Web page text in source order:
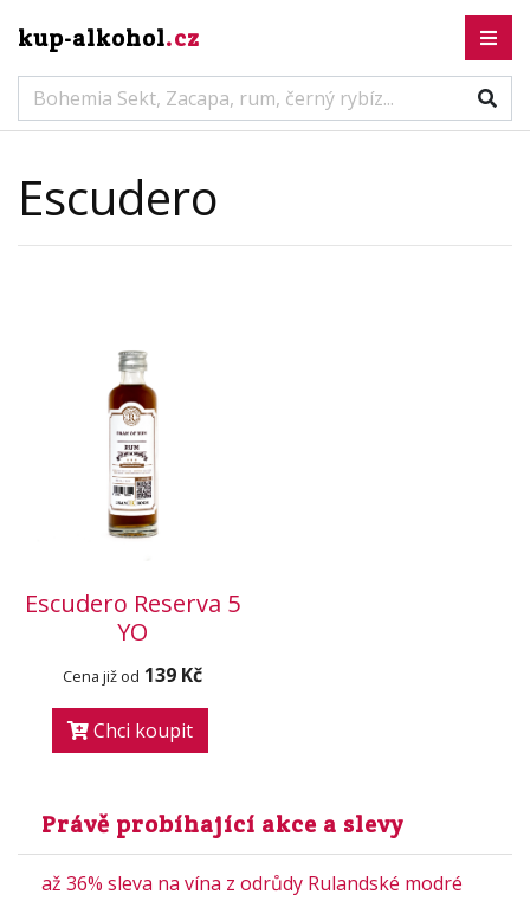
kup-alkohol.cz
Escudero
Escudero Reserva 5
YO
Cena již od 139 Kč
Chci koupit
Právě probíhající akce a slevy
až 36% sleva na vína z odrůdy Rulandské modré